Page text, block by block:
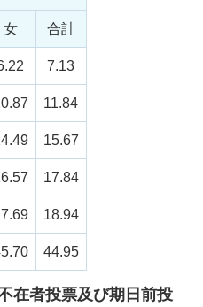
女 合計
7.13
11.84
15.67
17.84
18.94
44.95
在者投票及び期日前投